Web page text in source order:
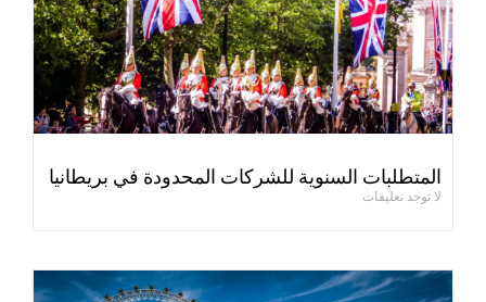
المتطلبات السنوية للشركات المحدودة في بريطانيا
لا توجد تعليقات